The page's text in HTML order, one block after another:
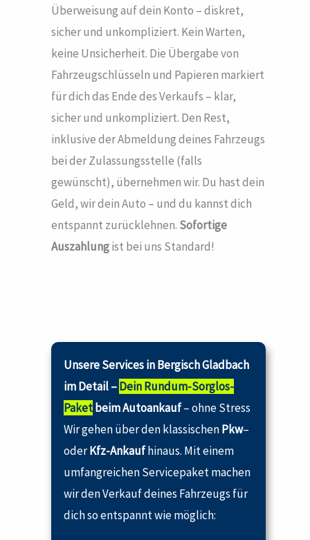
Überweisung auf dein Konto – diskret,
sicher und unkompliziert. Kein Warten,
keine Unsicherheit. Die Übergabe von
Fahrzeugschlüsseln und Papieren markiert
für dich das Ende des Verkaufs – klar,
sicher und unkompliziert. Den Rest,
inklusive der Abmeldung deines Fahrzeugs
bei der Zulassungsstelle (falls
gewünscht), übernehmen wir. Du hast dein
Geld, wir dein Auto – und du kannst dich
entspannt zurücklehnen. Sofortige
Auszahlungist bei uns Standard!
Unsere Services in Bergisch Gladbach
im Detail –Dein Rundum-Sorglos-
Paketbeim Autoankauf– ohne Stress
Wir gehen über den klassischenPkw–
oderKfz-Ankaufhinaus. Mit einem
umfangreichen Servicepaket machen
wir den Verkauf deines Fahrzeugs für
dich so entspannt wie möglich: